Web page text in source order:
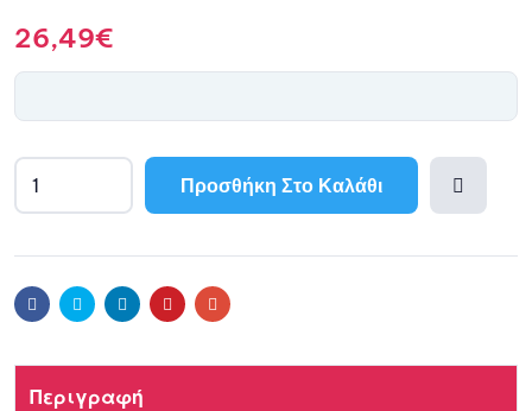
26,49€
Προσθήκη Στο Καλάθι
FacebookTwitter LinkedinPinterestEmail
Περιγραφή